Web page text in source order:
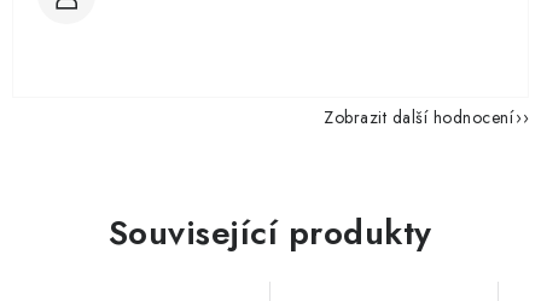
Zobrazit další hodnocení
Související produkty